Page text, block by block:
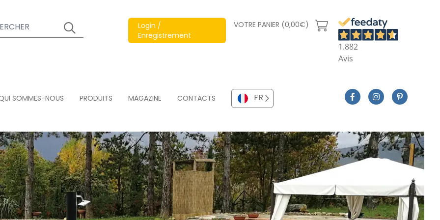
Login /
Enregistrement
VOTRE PANIER (0,00€)
1.882
Avis
SOMMES-NOUS PRODUITS MAGAZINE CONTACTS FR